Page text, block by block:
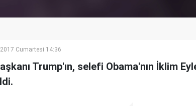
Cumartesi 14:36
Trump'ın, selefi Obama'nın İklim